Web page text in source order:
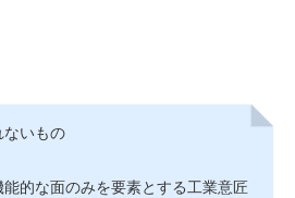
いもの
的な面のみを要素とする工業意匠